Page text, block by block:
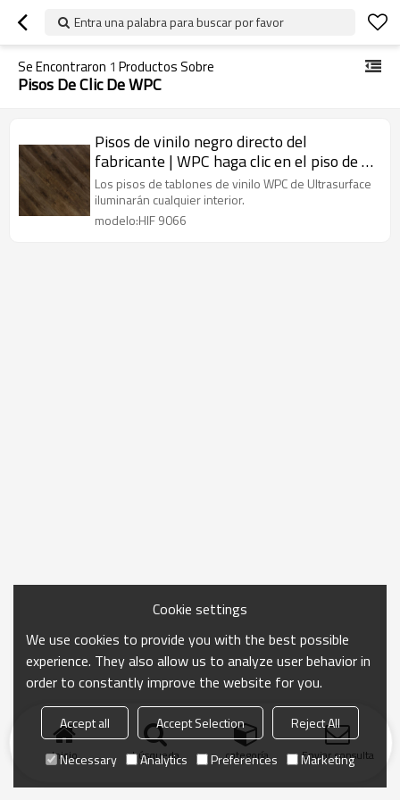
Entra una palabra para buscar por favor
Se Encontraron 1 Productos Sobre
Pisos De Clic De WPC
Pisos de vinilo negro directo del
fabricante | WPC haga clic en el piso de la
casa interior del hotel | Suelos de PVC al
por mayor que absorben el sonido HIF
9066
Los pisos de tablones de vinilo WPC de Ultrasurface
iluminarán cualquier interior.
modelo:HIF 9066
Inicio búsqueda categoría Enviar consulta
Cookie settings
We use cookies to provide you with the best possible
experience. They also allow us to analyze user behavior in
order to constantly improve the website for you.
Accept all Accept Selection
Reject All
Necessary
Analytics Preferences Marketing